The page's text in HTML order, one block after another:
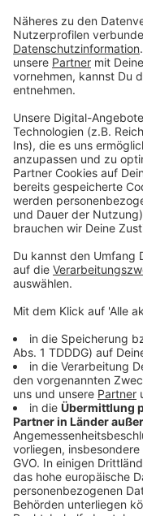
Du
DAS KÖNNTE DICH
Bayern